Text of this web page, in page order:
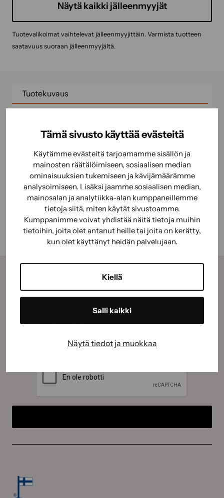
Tämä sivusto käyttää evästeitä
Käytämme evästeitä tarjoamamme sisällön ja
mainosten räätälöimiseen, sosiaalisen median
ominaisuuksien tukemiseen ja kävijämäärämme
analysoimiseen. Lisäksi jaamme sosiaalisen median,
mainosalan ja analytiikka-alan kumppaneillemme
tietoja siitä, miten käytät sivustoamme.
Kumppanimme voivat yhdistää näitä tietoja muihin
tietoihin, joita olet antanut heille tai joita on kerätty,
kun olet käyttänyt heidän palvelujaan.
Kiellä
Salli kaikki
Näytä tiedot ja muokkaa
Näytä kaikki jälleenmyyjät
Tuotevalikoimat vaihtelevat jälleenmyyjittäin. Varmista tuotteen
saatavuus suoraan jälleenmyyjältä.
Tuotekuvaus
lakkapinnan. Hylsymallinen yleistela, sopii
Käyttöohje
Käyttöturvallisuus
vinkit, ohjeet ja tarjoukset suoraan sähköpostiisi.
(Pakollinen)
Hyväksyn tietojeni käyttämisentietosuojaselosteen